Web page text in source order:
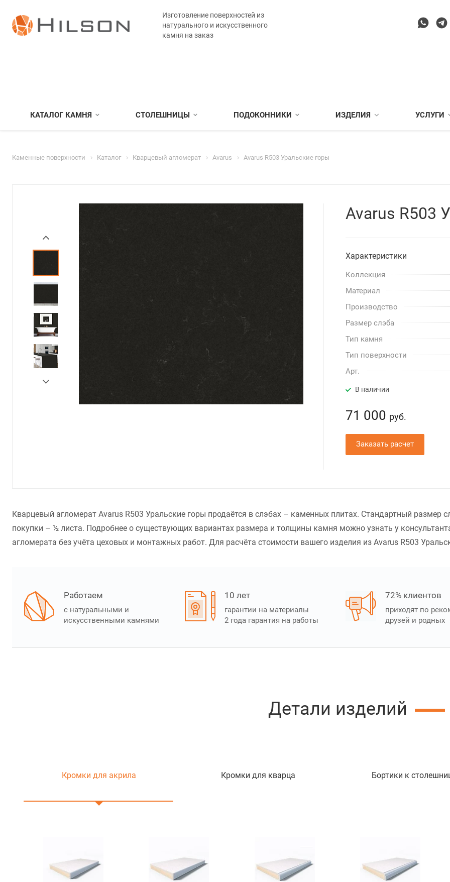
Изготовление поверхностей из
натурального и искусственного
камня на заказ
КАТАЛОГ КАМНЯ СТОЛЕШНИЦЫ ПОДОКОННИКИ ИЗДЕЛИЯ УСЛУГИ
Каменные поверхности Каталог Кварцевый агломерат Avarus Avarus R503 Уральские горы
Avarus R503
Характеристики
Коллекция
Материал
Производство
Размер слэба
Тип камня
Тип поверхности
Арт.
В наличии
71 000 руб.
Заказать расчет
Кварцевый агломерат Avarus R503 Уральские горы продаётся в слэбах – каменных плитах. Стандартный размер
покупки – ½ листа. Подробнее о существующих вариантах размера и толщины камня можно узнать у
агломерата без учёта цеховых и монтажных работ. Для расчёта стоимости вашего изделия из Avarus R503
Работаем
с натуральными и
искусственными камнями
10 лет
гарантии на материалы
2 года гарантия на работы
72% клиентов
приходят по
друзей и родных
Детали изделий
Кромки для акрила Кромки для кварца Бортики к